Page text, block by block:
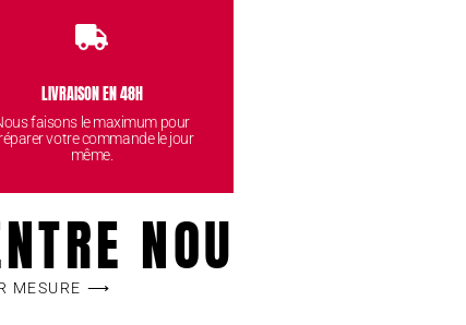
LIVRAISON EN 48H
faisons le maximum pour
votre commande le jour
même.
NOUS!
MESURE ⟶